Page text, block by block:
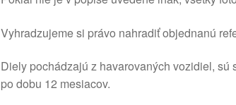
Vyhradzujeme si právo nahradiť objednanú
Diely pochádzajú z havarovaných vozidiel,
po dobu 12 mesiacov.